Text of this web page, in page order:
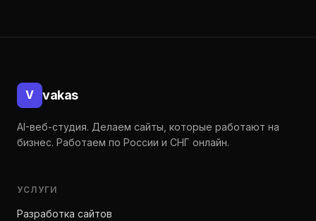
V vakas
AI-веб-студия. Делаем сайты, которые работают на
бизнес. Работаем по России и СНГ онлайн.
УСЛУГИ
Разработка сайтов